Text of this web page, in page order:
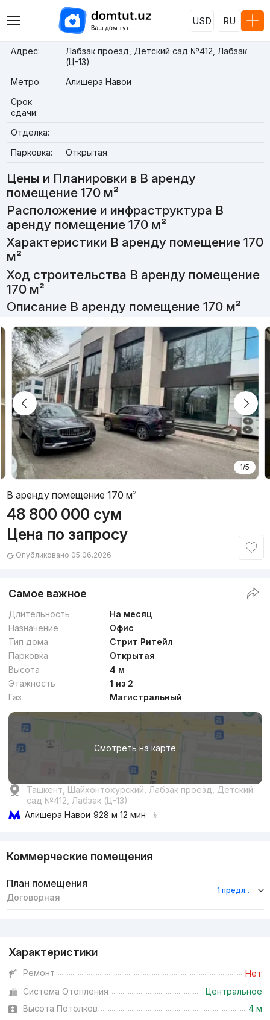
USD RU
Адрес:
Лабзак проезд, Детский сад №412, Лабзак
(Ц-13)
Метро:
Алишера Навои
Срок
сдачи:
Отделка:
Парковка:
Открытая
Цены и Планировки в В аренду
помещение 170 м²
Расположение и инфраструктура В
аренду помещение 170 м²
Характеристики В аренду помещение 170
м²
Ход строительства В аренду помещение
170 м²
Описание В аренду помещение 170 м²
1/5
В аренду помещение 170 м²
48 800 000 сум
Цена по запросу
Опубликовано 05.06.2026
Самое важное
Длительность
На месяц
Назначение
Офис
Тип дома
Стрит Ритейл
Парковка
Открытая
Высота
4 м
Этажность
1 из 2
Газ
Магистральный
Смотреть на карте
Ташкент, Шайхонтохурский, Лабзак проезд, Детский
сад №412, Лабзак (Ц-13)
Алишера Навои 928 м 12 мин
Коммерческие помещения
План помещения
Договорная
1 предложение
Характеристики
Ремонт Нет
Система Отопления
Центральное
Высота Потолков
4 м